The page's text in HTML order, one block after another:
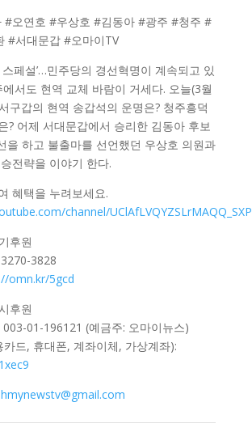
#오연호 #우상호 #김동아 #광주 #청주 #
#서대문갑 #오마이TV
스페설’…민주당의 경선혁명이 계속되고 있
서도 현역 교체 바람이 거세다. 오늘(3월
구갑의 현역 송갑석의 운명은? 청주흥덕
? 어제 서대문갑에서 승리한 김동아 후보
을 하고 불출마를 선언했던 우상호 의원과
전략을 이야기 한다.
혜택을 누려보세요.
channel/
후원
3828
omn.kr/5gcd
후원
003-01-196121 (예금주: 오마이뉴스)
카드, 휴대폰, 계좌이체, 가상계좌):